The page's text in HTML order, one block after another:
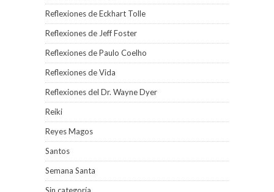
Reflexiones de Eckhart Tolle
Reflexiones de Jeff Foster
Reflexiones de Paulo Coelho
Reflexiones de Vida
Reflexiones del Dr. Wayne Dyer
Reiki
Reyes Magos
Santos
Semana Santa